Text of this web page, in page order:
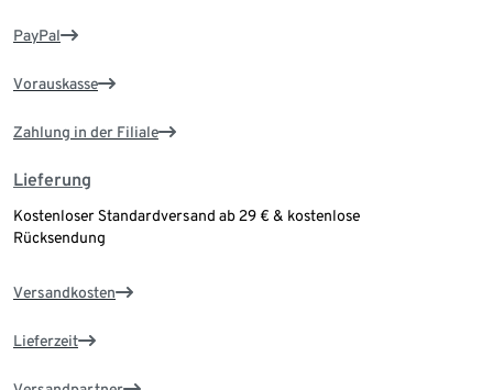
PayPal
Vorauskasse
Zahlung in der Filiale
Lieferung
Kostenloser Standardversand ab 29 € & kostenlose
Rücksendung
Versandkosten
Lieferzeit